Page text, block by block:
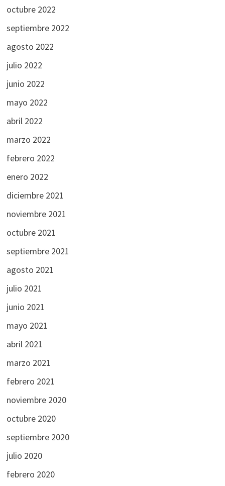
octubre 2022
septiembre 2022
agosto 2022
julio 2022
junio 2022
mayo 2022
abril 2022
marzo 2022
febrero 2022
enero 2022
diciembre 2021
noviembre 2021
octubre 2021
septiembre 2021
agosto 2021
julio 2021
junio 2021
mayo 2021
abril 2021
marzo 2021
febrero 2021
noviembre 2020
octubre 2020
septiembre 2020
julio 2020
febrero 2020